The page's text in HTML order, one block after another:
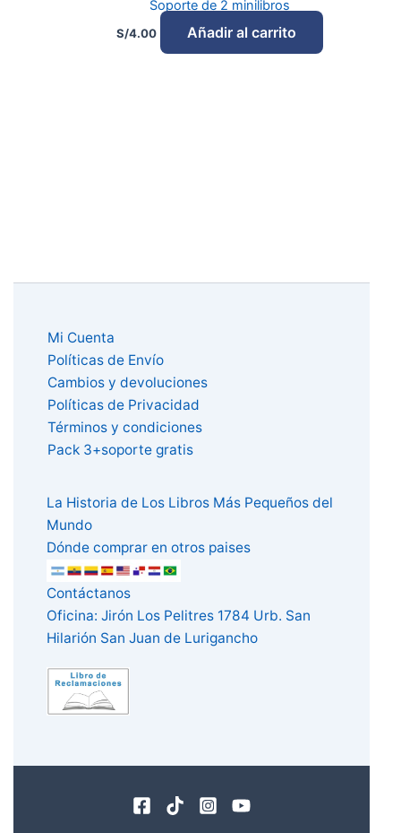
Soporte de 2 minilibros
S/4.00 Añadir al carrito
Mi Cuenta
Políticas de Envío
Cambios y devoluciones
Políticas de Privacidad
Términos y condiciones
Pack 3+soporte gratis
La Historia de Los Libros Más Pequeños del
Mundo
Dónde comprar en otros paises
Contáctanos
Oficina: Jirón Los Pelitres 1784 Urb. San
Hilarión San Juan de Lurigancho